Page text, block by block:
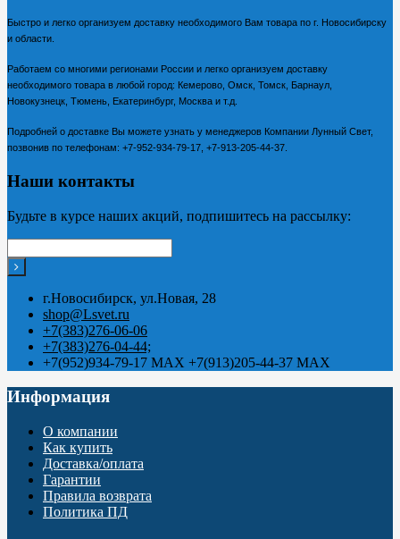
Быстро и легко организуем доставку необходимого Вам товара по г. Новосибирску
и области.
Работаем со многими регионами России и легко организуем доставку
необходимого товара в любой город: Кемерово, Омск, Томск, Барнаул,
Новокузнецк, Тюмень, Екатеринбург, Москва и т.д.
Подробней о доставке Вы можете узнать у менеджеров Компании Лунный Свет,
позвонив по телефонам: +7-952-934-79-17, +7-913-205-44-37.
Наши контакты
Будьте в курсе наших акций, подпишитесь на рассылку:
г.Новосибирск, ул.Новая, 28
shop@Lsvet.ru
+7(383)276-06-06
+7(383)276-04-44;
+7(952)934-79-17 MAX +7(913)205-44-37 MAX
Информация
О компании
Как купить
Доставка/оплата
Гарантии
Правила возврата
Политика ПД